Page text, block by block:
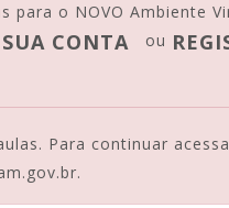
o NOVO Ambiente
CONTA ou
Para continuar
.